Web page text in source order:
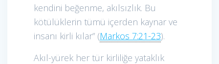
kendini beğenme, akılsızlık. Bu
kötülüklerin tümü içerden kaynar ve
insanı kirli kılar” (Markos 7:21-23).
Akıl-yürek her tür kirliliğe yataklık